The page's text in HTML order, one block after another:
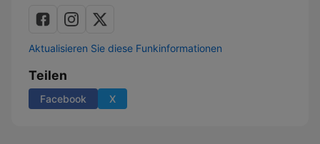
Aktualisieren Sie diese Funkinformationen
Teilen
Facebook X